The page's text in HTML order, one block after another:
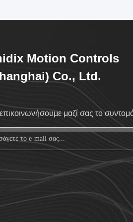
Motion Controls
Co., Ltd.
μαζί σας το